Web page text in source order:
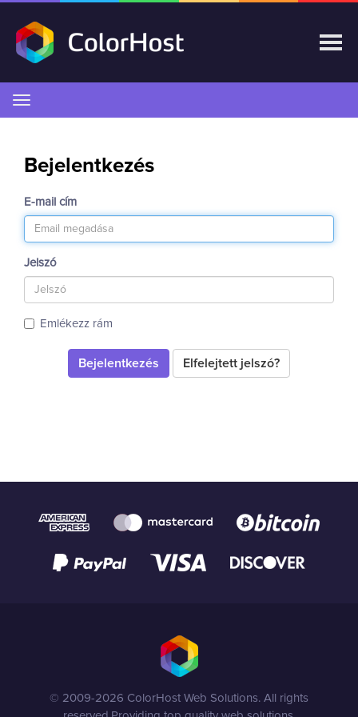
a
Bejelentkezés
E-mail cím
Jelszó
Emlékezz rám
Elfelejtett jelszó?
© 2009-2026 ColorHost Web Solutions. All rights